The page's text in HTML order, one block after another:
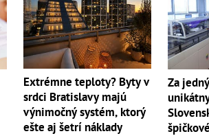
Extrémne teploty? Byty v
srdci Bratislavy majú
výnimočný systém, ktorý
ešte aj šetrí náklady
Za